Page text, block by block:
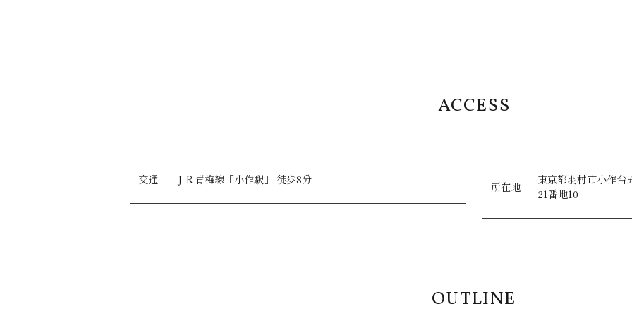
ACCESS
交通 ＪＲ青梅線 「小作駅」 徒歩8分 所在地
東京都羽村市小作台
21番地10
OUTLINE